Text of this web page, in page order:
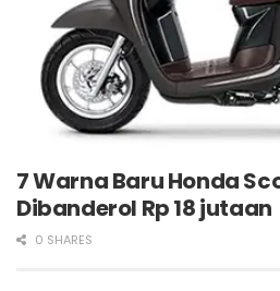
7 Warna Baru Honda
Dibanderol Rp 18 jutaan
0 SHARES